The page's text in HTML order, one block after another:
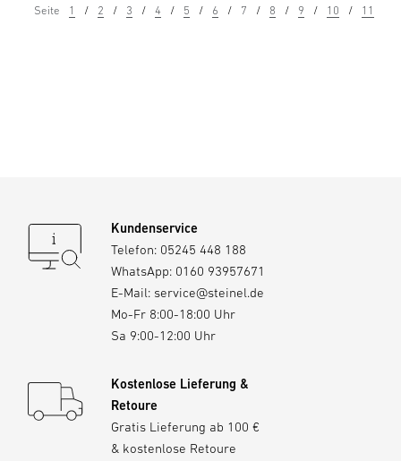
Seite 1 2 3 4 5 6 7 8 9 10 11
Kundenservice
Telefon: 05245 448 188
WhatsApp: 0160 93957671
E-Mail: service@steinel.de
Mo-Fr 8:00-18:00 Uhr
Sa 9:00-12:00 Uhr
Kostenlose Lieferung &
Retoure
Gratis Lieferung ab 100 €
& kostenlose Retoure